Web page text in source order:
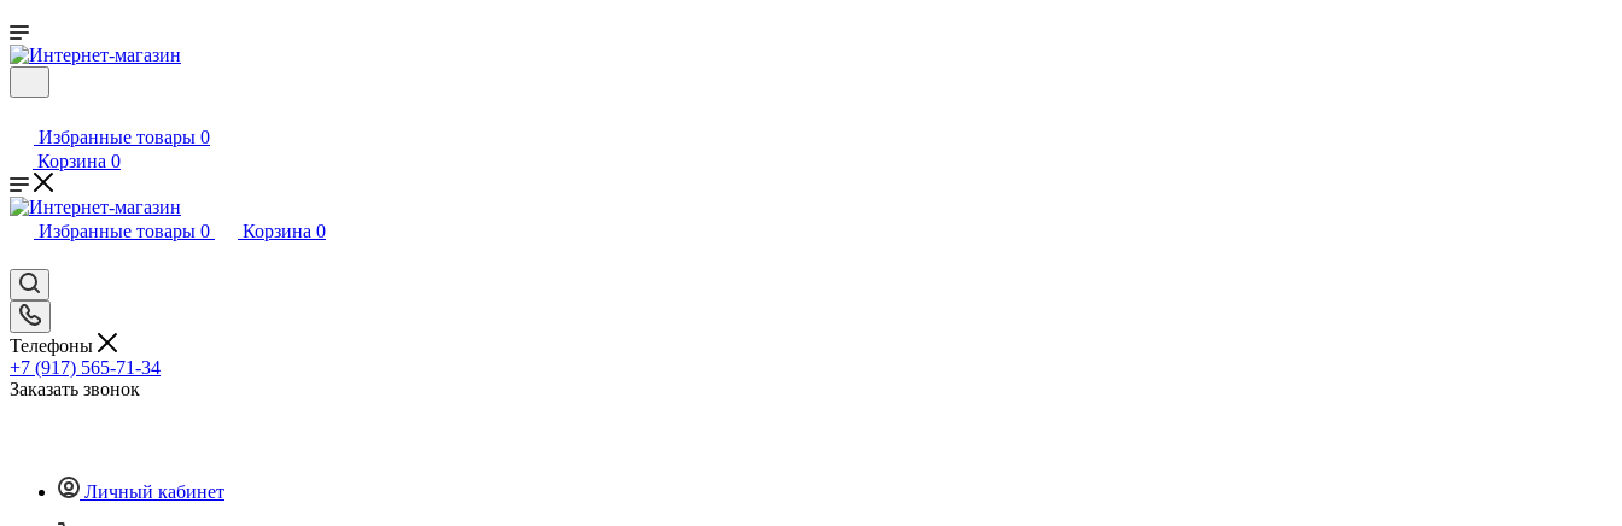
Избранные товары 0
Корзина 0
Избранные товары 0 Корзина 0
Телефоны
+7 (917) 565-71-34
Заказать звонок
Личный кабинет